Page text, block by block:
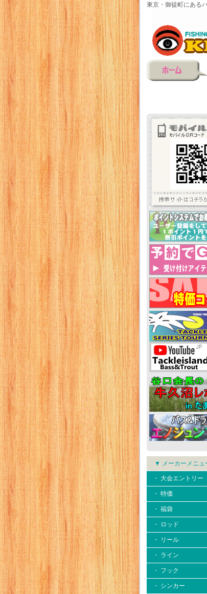
東京・御徒町にある
▼ メーカーメニュ
・ 大会エントリー
・ 特価
・ 福袋
・ ロッド
・ リール
・ ライン
・ フック
・ シンカー